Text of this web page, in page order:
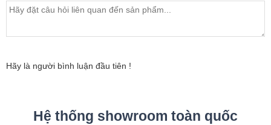
bảo hành sản phẩm
- Bàn giao máy cho khách hàng
Hãy là người bình luận đầu tiên !
Hệ thống showroom toàn quốc